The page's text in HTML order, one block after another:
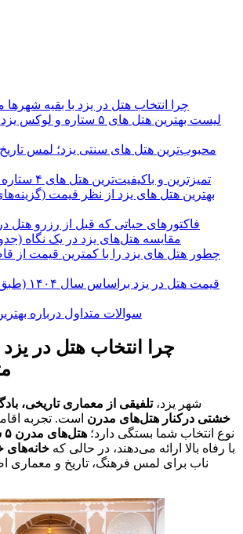
چرا انتخاب هتل در یزد با بقیه
لیست بهترین هتل های ۵ ستاره
محبوب‌ترین هتل های سنتی یزد؛ لمس
تمیزترین و باکیفیت‌ترین هتل های ۴ ستاره و ۳ ستاره یزد
بهترین هتل های یزد از نظر قیمت
فاکتورهای حیاتی که قبل از رزرو هتل در
مقایسه هتل‌های یزد در یک نگاه
قیمت هتل در
سوالات متداول درباره
چرا انتخاب هتل در یزد
شهر یزد،تلفیقی از معماری تاریخی،
خشتی درکنار هتل‌های مدرن است. تجربه
نوع انتخاب شما بستگی دارد؛ هتل‌های مدرن ۵ ستاره
با رفاه بالا ارائه می‌دهند، در حالی که
ناب برای لمس فرهنگ، تاریخ و معماری